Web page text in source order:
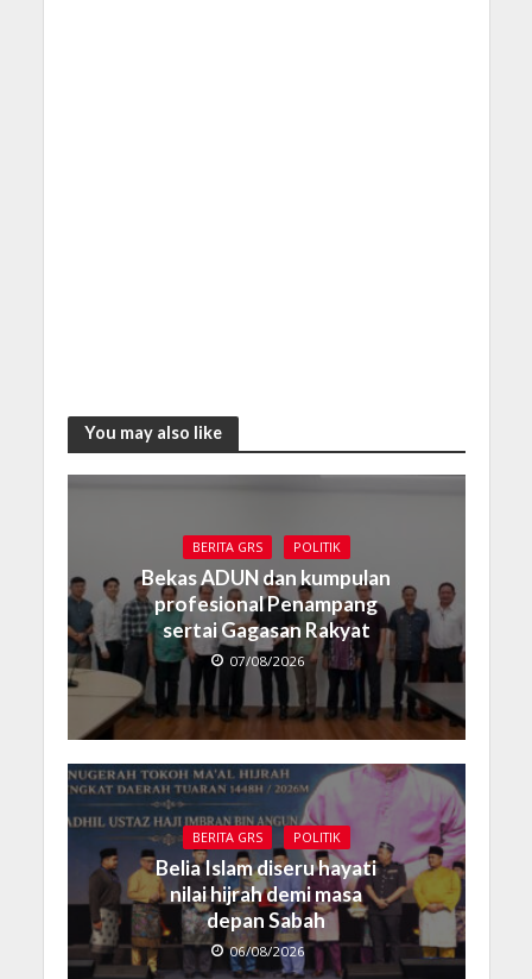
You may also like
BERITA GRS POLITIK
Bekas ADUN dan kumpulan
profesional Penampang
sertai Gagasan Rakyat
07/08/2026
BERITA GRS POLITIK
Belia Islam diseru hayati
nilai hijrah demi masa
depan Sabah
06/08/2026